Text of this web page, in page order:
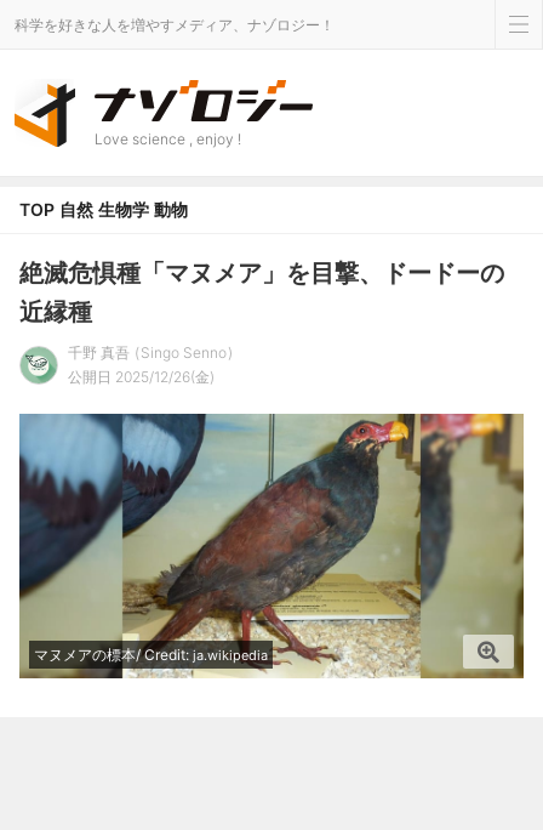
科学を好きな人を増やすメディア、ナゾロジー！
Love science , enjoy !
TOP 自然 生物学 動物
絶滅危惧種「マヌメア」を目撃、ドードーの
近縁種
千野 真吾
Singo Senno
公開日 2025/12/26(金)
マヌメアの標本/ Credit: ja.wikipedia